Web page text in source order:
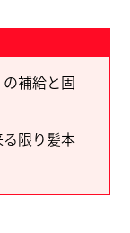
補給と固
限り髪本